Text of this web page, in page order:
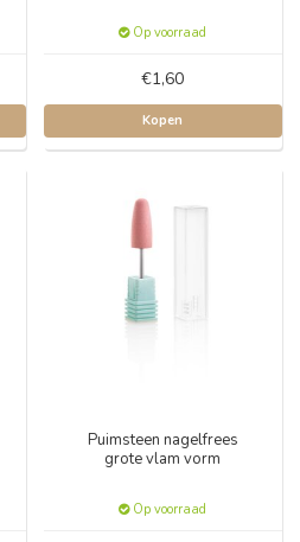
Op voorraad
€1,60
Kopen
Puimsteen nagelfrees
grote vlam vorm
Op voorraad